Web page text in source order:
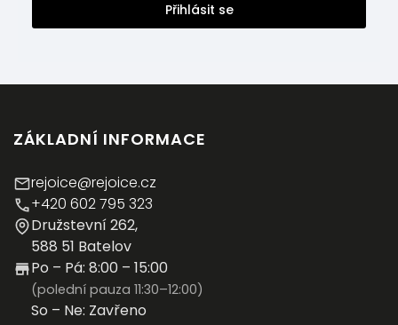
Přihlásit se
ZÁKLADNÍ INFORMACE
rejoice@rejoice.cz
+420 602 795 323
Družstevní 262,
588 51 Batelov
Po – Pá: 8:00 – 15:00
(polední pauza 11:30–12:00)
So – Ne: Zavřeno